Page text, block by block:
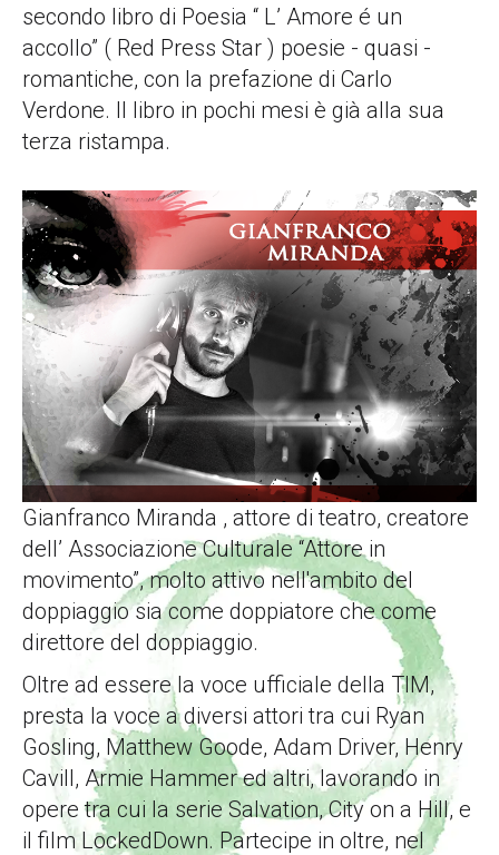
secondo libro di Poesia “ L’ Amore é un
accollo” ( Red Press Star ) poesie - quasi -
romantiche, con la prefazione di Carlo
Verdone. Il libro in pochi mesi è già alla sua
terza ristampa.
Gianfranco Miranda , attore di teatro, creatore
dell’ Associazione Culturale “Attore in
movimento”, molto attivo nell'ambito del
doppiaggio sia come doppiatore che come
direttore del doppiaggio.
Oltre ad essere la voce ufficiale della TIM,
presta la voce a diversi attori tra cui Ryan
Gosling, Matthew Goode, Adam Driver, Henry
Cavill, Armie Hammer ed altri, lavorando in
opere tra cui la serie Salvation, City on a Hill, e
il film LockedDown. Partecipe in oltre, nel